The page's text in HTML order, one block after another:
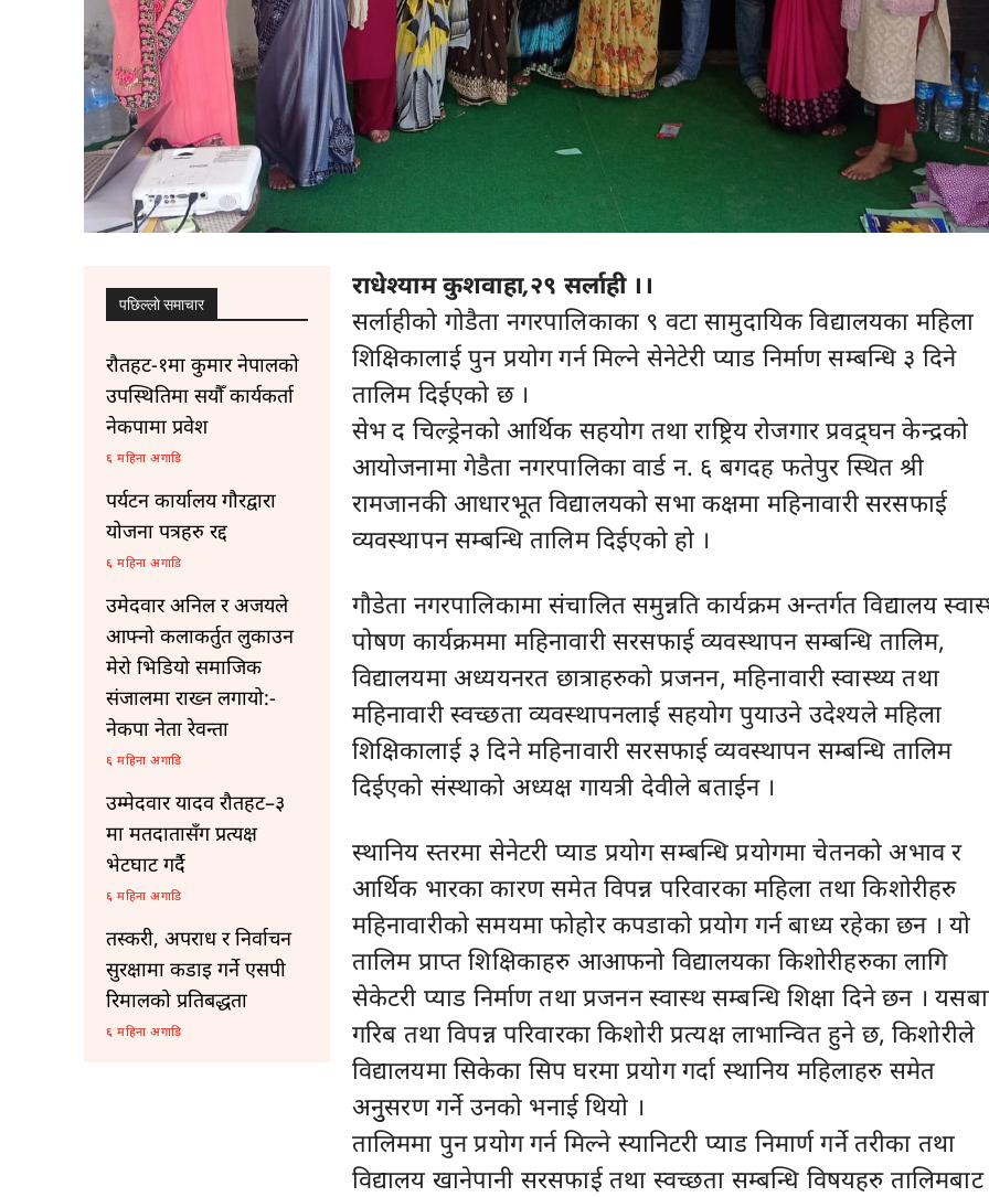
पछिल्लाे समाचार
रौतहट-१मा कुमार नेपालको
उपस्थितिमा सयौँ कार्यकर्ता
नेकपामा प्रवेश
६ महिना अगाडि
पर्यटन कार्यालय गौरद्वारा
योजना पत्रहरु रद्द
६ महिना अगाडि
उमेदवार अनिल र अजयले
आफ्नो कलाकर्तुत लुकाउन
मेरो भिडियो समाजिक
संजालमा राख्न लगायो:-
नेकपा नेता रेवन्ता
६ महिना अगाडि
उम्मेदवार यादव रौतहट–३
मा मतदातासँग प्रत्यक्ष
भेटघाट गर्दै
६ महिना अगाडि
तस्करी, अपराध र निर्वाचन
सुरक्षामा कडाइ गर्ने एसपी
रिमालको प्रतिबद्धता
६ महिना अगाडि
राधेश्याम कुशवाहा,२९ सर्लाही ।।
सर्लाहीको गोडैता नगरपालिकाका ९ वटा सामुदायिक विद्यालयका महिला
शिक्षिकालाई पुन प्रयोग गर्न मिल्ने सेनेटेरी प्याड निर्माण सम्बन्धि ३ दिने
तालिम दिईएको छ ।
सेभ द चिल्ड्रेनको आर्थिक सहयोग तथा राष्ट्रिय रोजगार प्रवद्र्घन केन्द्रको
आयोजनामा गेडैता नगरपालिका वार्ड न. ६ बगदह फतेपुर स्थित श्री
रामजानकी आधारभूत विद्यालयको सभा कक्षमा महिनावारी सरसफाई
व्यवस्थापन सम्बन्धि तालिम दिईएको हो ।
गौडेता नगरपालिकामा संचालित समुन्नति कार्यक्रम अन्तर्गत विद्यालय
पोषण कार्यक्रममा महिनावारी सरसफाई व्यवस्थापन सम्बन्धि तालिम,
विद्यालयमा अध्ययनरत छात्राहरुको प्रजनन, महिनावारी स्वास्थ्य तथा
महिनावारी स्वच्छता व्यवस्थापनलाई सहयोग पुयाउने उदेश्यले महिला
शिक्षिकालाई ३ दिने महिनावारी सरसफाई व्यवस्थापन सम्बन्धि तालिम
दिईएको संस्थाको अध्यक्ष गायत्री देवीले बताईन ।
स्थानिय स्तरमा सेनेटरी प्याड प्रयोग सम्बन्धि प्रयोगमा चेतनको अभाव र
आर्थिक भारका कारण समेत विपन्न परिवारका महिला तथा किशोरीहरु
महिनावारीको समयमा फोहोर कपडाको प्रयोग गर्न बाध्य रहेका छन । यो
तालिम प्राप्त शिक्षिकाहरु आआफनो विद्यालयका किशोरीहरुका लागि
सेकेटरी प्याड निर्माण तथा प्रजनन स्वास्थ सम्बन्धि शिक्षा दिने छन ।
गरिब तथा विपन्न परिवारका किशोरी प्रत्यक्ष लाभान्वित हुने छ, किशोरीले
विद्यालयमा सिकेका सिप घरमा प्रयोग गर्दा स्थानिय महिलाहरु समेत
अनुुसरण गर्ने उनको भनाई थियो ।
तालिममा पुन प्रयोग गर्न मिल्ने स्यानिटरी प्याड निमार्ण गर्ने तरीका तथा
विद्यालय खानेपानी सरसफाई तथा स्वच्छता सम्बन्धि विषयहरु तालिमबाट